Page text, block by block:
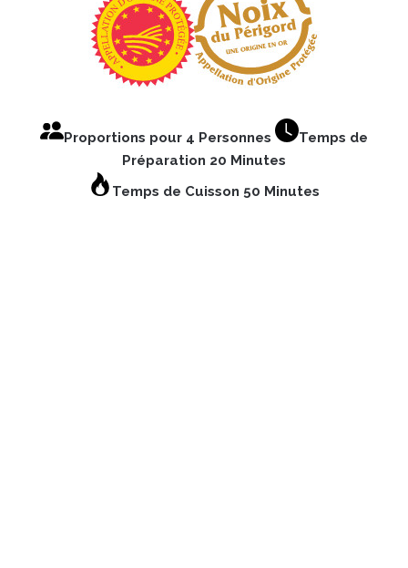
Proportions pour 4 Personnes
Temps de
Préparation 20 Minutes
Temps de Cuisson 50 Minutes